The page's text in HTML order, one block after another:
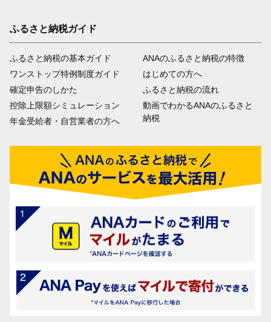
ふるさと納税ガイド
ふるさと納税の基本ガイド
ワンストップ特例制度ガイド
確定申告のしかた
控除上限額シミュレーション
年金受給者・自営業者の方へ
ANAのふるさと納税の特徴
はじめての方へ
ふるさと納税の流れ
動画でわかるANAのふるさと
納税